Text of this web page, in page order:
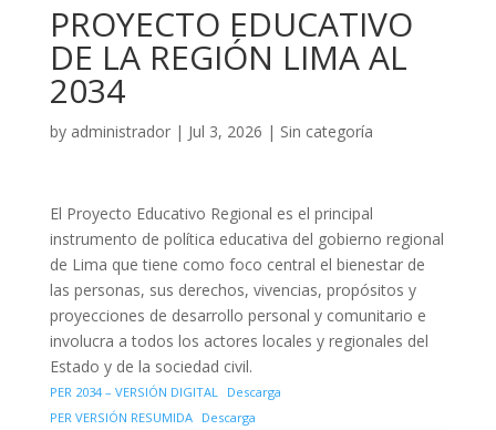
PROYECTO EDUCATIVO
DE LA REGIÓN LIMA AL
2034
by administrador| Jul 3, 2026 | Sin categoría
El Proyecto Educativo Regional es el principal
instrumento de política educativa del gobierno regional
de Lima que tiene como foco central el bienestar de
las personas, sus derechos, vivencias, propósitos y
proyecciones de desarrollo personal y comunitario e
involucra a todos los actores locales y regionales del
Estado y de la sociedad civil.
PER 2034 – VERSIÓN DIGITAL
Descarga
PER VERSIÓN RESUMIDA
Descarga